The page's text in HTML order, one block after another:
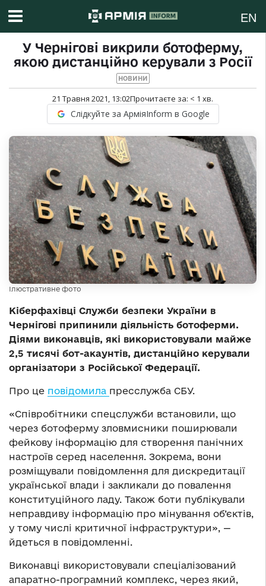
EN
У Чернігові викрили ботоферму,
якою дистанційно керували з Росії
НОВИНИ
21 Травня 2021, 13:02Прочитаєте за: < 1 хв.
Слідкуйте за АрміяInform в Google
Ілюстративне фото
Кіберфахівці Служби безпеки України в
Чернігові припинили діяльність ботоферми.
Діями виконавців, які використовували майже
2,5 тисячі бот-акаунтів, дистанційно керували
організатори з Російської Федерації.
Про це повідомила пресслужба СБУ.
«Співробітники спецслужби встановили, що
через ботоферму зловмисники поширювали
фейкову інформацію для створення панічних
настроїв серед населення. Зокрема, вони
розміщували повідомлення для дискредитації
української влади і закликали до повалення
конституційного ладу. Також боти публікували
неправдиву інформацію про мінування об’єктів,
у тому числі критичної інфраструктури», —
йдеться в повідомленні.
Виконавці використовували спеціалізований
апаратно-програмний комплекс, через який,